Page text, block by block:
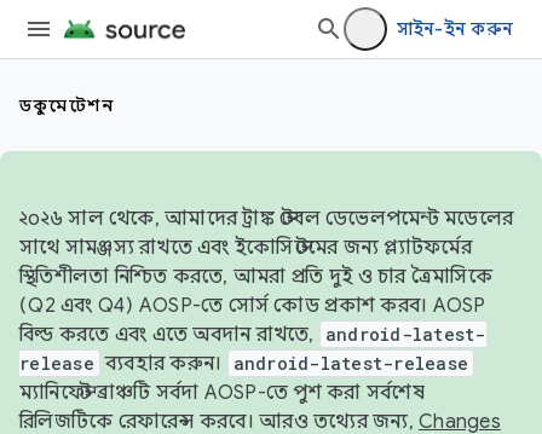
সাইন-ইন করুন
ডকুমেন্টেশন
২০২৬ সাল থেকে, আমাদের ট্রাঙ্ক স্টেবল ডেভেলপমেন্ট মডেলের
সাথে সামঞ্জস্য রাখতে এবং ইকোসিস্টেমের জন্য প্ল্যাটফর্মের
স্থিতিশীলতা নিশ্চিত করতে, আমরা প্রতি দুই ও চার ত্রৈমাসিকে
(Q2 এবং Q4) AOSP-তে সোর্স কোড প্রকাশ করব। AOSP
বিল্ড করতে এবং এতে অবদান রাখতে,
android-latest-
release ব্যবহার করুন। android-latest-release
ম্যানিফেস্ট ব্রাঞ্চটি সর্বদা AOSP-তে পুশ করা সর্বশেষ
রিলিজটিকে রেফারেন্স করবে। আরও তথ্যের জন্য, Changes